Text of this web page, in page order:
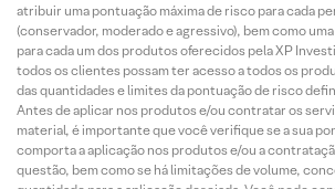
atribuir uma pontuação máxima de risco para cada
(conservador, moderado e agressivo), bem como
para cada um dos produtos oferecidos pela XP
todos os clientes possam ter acesso a todos os
das quantidades e limites da pontuação de risco
Antes de aplicar nos produtos e/ou contratar os
material, é importante que você verifique se a sua
comporta a aplicação nos produtos e/ou a
questão, bem como se há limitações de volume,